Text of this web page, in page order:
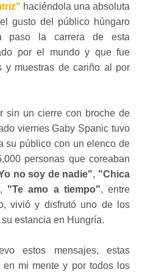
haciéndola una absoluta
gusto del público húngaro
paso la carrera de esta
por el mundo y que fue
y muestras de cariño al por
sin un cierre con broche de
viernes Gaby Spanic tuvo
su público con un elenco de
personas que coreaban
no soy de nadie", "Chica
, "Te amo a tiempo", entre
vivió y disfrutó uno de los
estancia en Hungría.
estos mensajes, estas
mi mente y por todos los